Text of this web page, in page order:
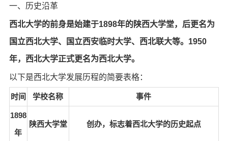
一、历史沿革
西北大学的前身是始建于1898年的陕西大学堂，后更名为
国立西北大学、国立西安临时大学、西北联大等。1950
年，西北大学正式更名为西北大学。
以下是西北大学发展历程的简要表格：
时间 学校名称 事件
1898
年
陕西大学堂 创办，标志着西北大学的历史起点